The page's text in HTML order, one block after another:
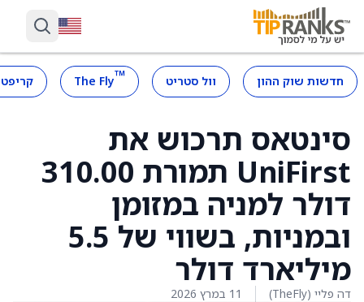
חדשות שוק ההון וול סטריט ™
The Fly
סינטאס תרכוש את
UniFirst תמורת 310.00
דולר למניה במזומן
ובמניות, בשווי של 5.5
מיליארד דולר
דה פליי (TheFly) 11 במרץ 2026